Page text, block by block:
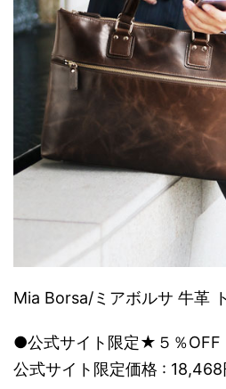
Mia Borsa/ミアボルサ 牛革
●公式サイト限定★５％OFF
公式サイト限定価格 :